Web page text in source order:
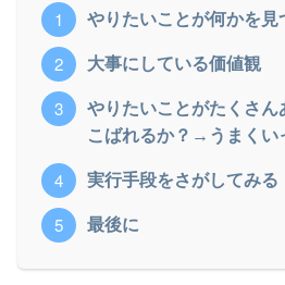
やりたいことが何かを見
大事にしている価値観
やりたいことがたくさん
こばれるか？→うまくい
実行手段をさがしてみる
最後に